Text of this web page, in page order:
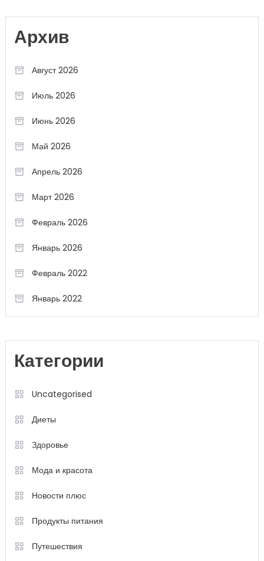
Архив
Август 2026
Июль 2026
Июнь 2026
Май 2026
Апрель 2026
Март 2026
Февраль 2026
Январь 2026
Февраль 2022
Январь 2022
Категории
Uncategorised
Диеты
Здоровье
Мода и красота
Новости плюс
Продукты питания
Путешествия